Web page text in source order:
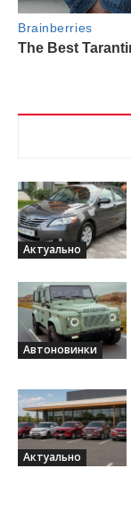
Актуально
Автоновинки
Актуально